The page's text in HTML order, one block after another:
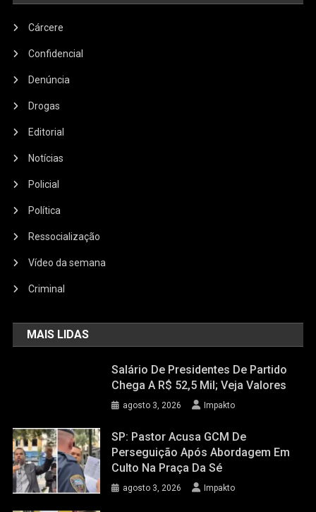
Cárcere
Confidencial
Denúncia
Drogas
Editorial
Notícias
Policial
Política
Ressocialização
Vídeo da semana
Criminal
MAIS LIDAS
Salário De Presidentes De Partido
Chega A R$ 52,5 Mil; Veja Valores
agosto 3, 2026 Impakto
SP: Pastor Acusa GCM De
Perseguição Após Abordagem Em
Culto Na Praça Da Sé
agosto 3, 2026 Impakto